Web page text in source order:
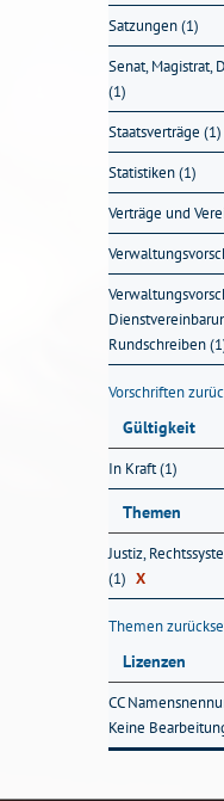
Satzungen (1)
Senat, Magistrat,
(1)
Staatsverträge (1)
Statistiken (1)
Verträge und
Rundschreiben
Vorschriften
Gültigkeit
In Kraft (1)
Themen
Justiz,
(1) X
Themen
Lizenzen
CC
Keine